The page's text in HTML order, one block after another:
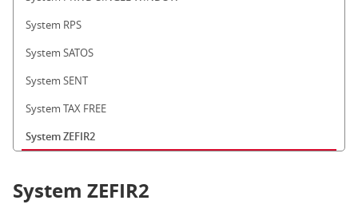
System RPS
System SATOS
System SENT
System TAX FREE
System ZEFIR2
System ZEFIR2